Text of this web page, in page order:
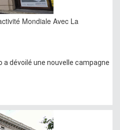
Mondiale Avec La
dévoilé une nouvelle campagne